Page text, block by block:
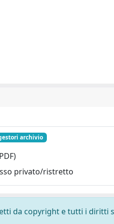
archivio
privato/ristretto
da copyright e tutti i diritti